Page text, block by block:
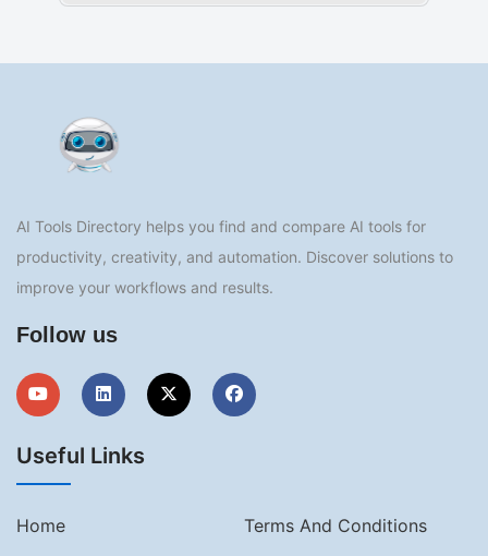
AI Tools Directory helps you find and compare AI tools for
productivity, creativity, and automation. Discover solutions to
improve your workflows and results.
Follow us
Useful Links
Home
Terms And Conditions